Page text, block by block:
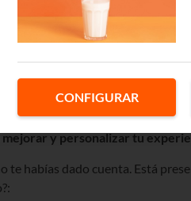
Netflix sabe qué serie te va a
no, es laInteligencia Artificial
mejorar y personalizar tu
te habías dado cuenta. Está
CONFIGURAR